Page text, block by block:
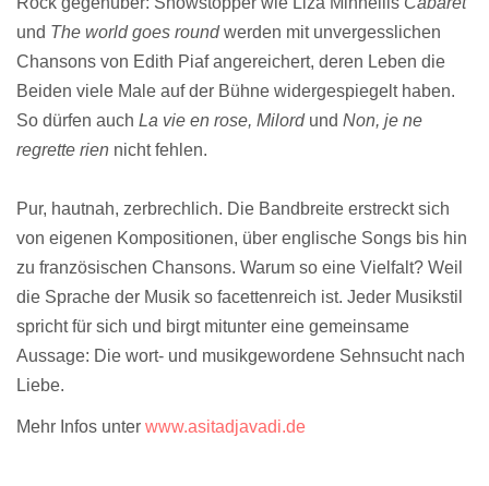
und The world goes roundwerden mit unvergesslichen
Chansons von Edith Piafangereichert, deren Leben die
Beiden viele Male auf der Bühne widergespiegelt haben.
So dürfen auch La vie en rose, Milordund Non, je ne
regrette rien nicht fehlen.
Pur, hautnah, zerbrechlich. Die Bandbreite erstreckt sich
von eigenen Kompositionen, über englische Songs bis hin
zu französischen Chansons. Warum so eine Vielfalt? Weil
die Sprache der Musik so facettenreich ist. Jeder Musikstil
spricht für sich und birgt mitunter eine gemeinsame
Aussage: Die wort- und musikgewordene Sehnsucht nach
Liebe.
Mehr Infos unter www.asitadjavadi.de